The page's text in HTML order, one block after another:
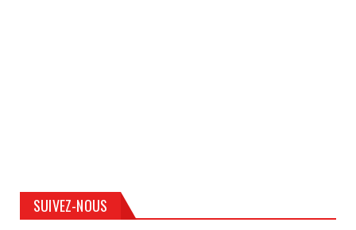
SUIVEZ-NOUS